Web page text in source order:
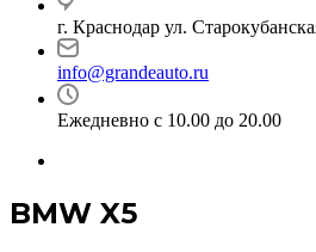
г. Краснодар ул.
info@grandeauto.ru
Ежедневно с 10.00 до 20.00
BMW X5